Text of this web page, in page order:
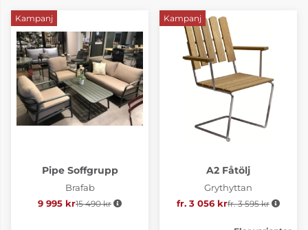
Kampanj
Pipe Soffgrupp
Brafab
9 995 kr Ordinarie pris:
15 490 kr
Kampanj
A2 Fåtölj
Grythyttan
fr. 3 056 krOrdinarie pris:
fr. 3 595 kr